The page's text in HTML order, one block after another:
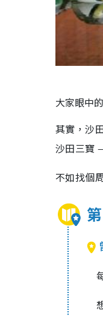
大家眼中
其實，沙
沙田三寶
不如找個